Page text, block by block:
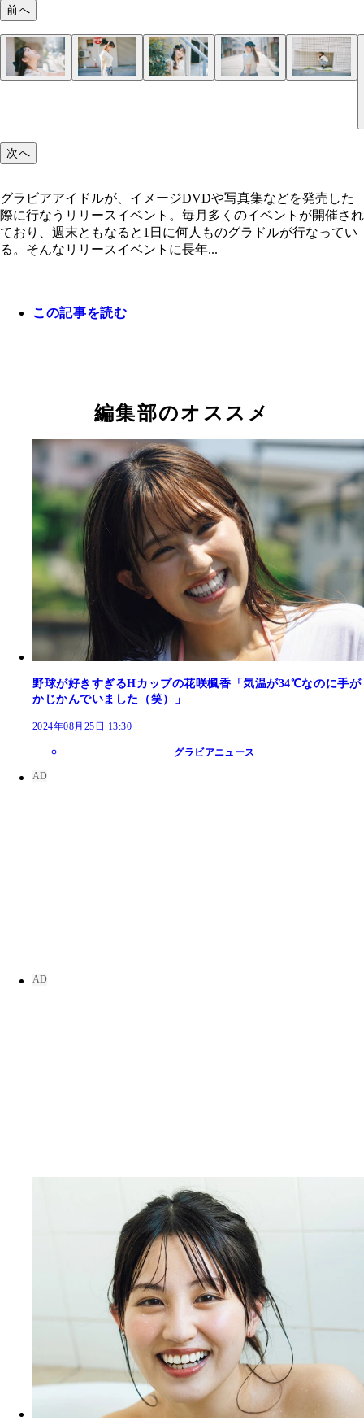
前へ
次へ
グラビアアイドルが、イメージDVDや写真集などを発売した
際に行なうリリースイベント。毎月多くのイベントが開催され
ており、週末ともなると1日に何人ものグラドルが行なってい
る。そんなリリースイベントに長年...
この記事を読む
編集部のオススメ
野球が好きすぎるHカップの花咲楓香「気温が34℃なのに手が
かじかんでいました（笑）」
2024年08月25日 13:30
グラビアニュース